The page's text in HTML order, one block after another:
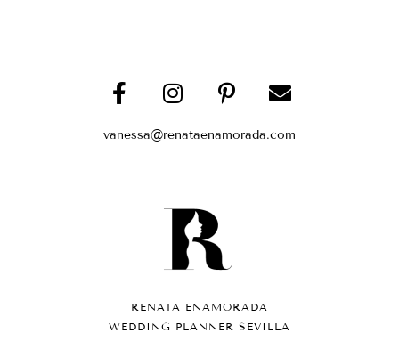
vanessa@renataenamorada.com
RENATA ENAMORADA
WEDDING PLANNER SEVILLA